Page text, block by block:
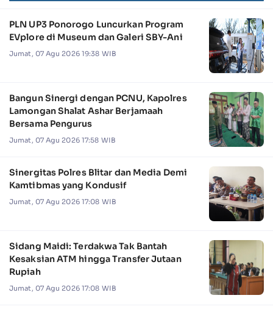
PLN UP3 Ponorogo Luncurkan Program
EVplore di Museum dan Galeri SBY-Ani
Jumat, 07 Agu 2026 19:38 WIB
Bangun Sinergi dengan PCNU, Kapolres
Lamongan Shalat Ashar Berjamaah
Bersama Pengurus
Jumat, 07 Agu 2026 17:58 WIB
Sinergitas Polres Blitar dan Media Demi
Kamtibmas yang Kondusif
Jumat, 07 Agu 2026 17:08 WIB
Sidang Maidi: Terdakwa Tak Bantah
Kesaksian ATM hingga Transfer Jutaan
Rupiah
Jumat, 07 Agu 2026 17:08 WIB